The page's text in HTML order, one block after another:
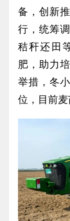
备，创新
行，统筹
秸秆还田
肥，助力
举措，冬
位，目前麦